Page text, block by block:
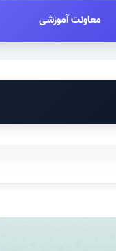
معاونت آموزشی